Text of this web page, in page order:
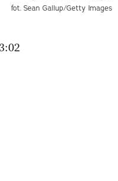
fot. Sean Gallup/Getty Images